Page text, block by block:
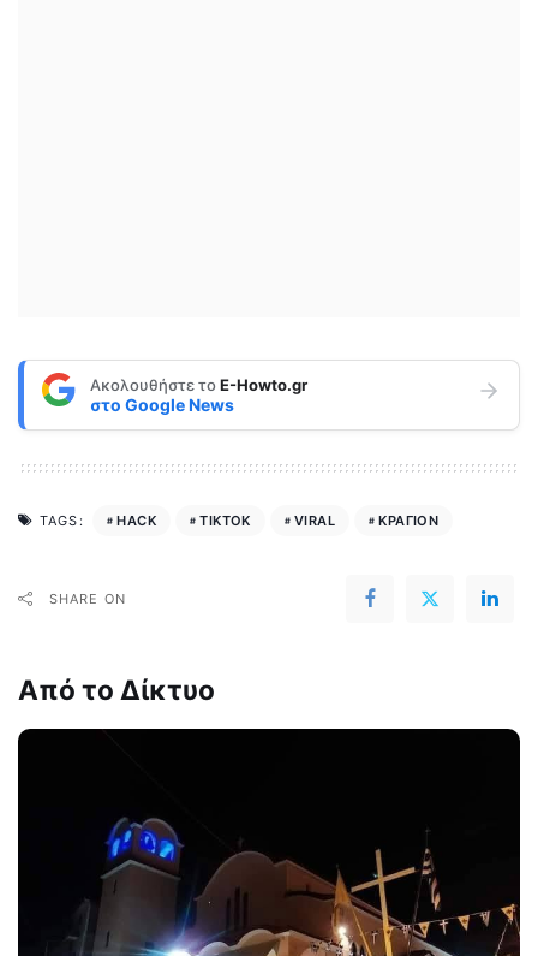
Ακολουθήστε τοE-Howto.gr
στο Google News
TAGS: HACK TIKTOK VIRAL ΚΡΑΓΙΟΝ
SHARE ON
Από το Δίκτυο